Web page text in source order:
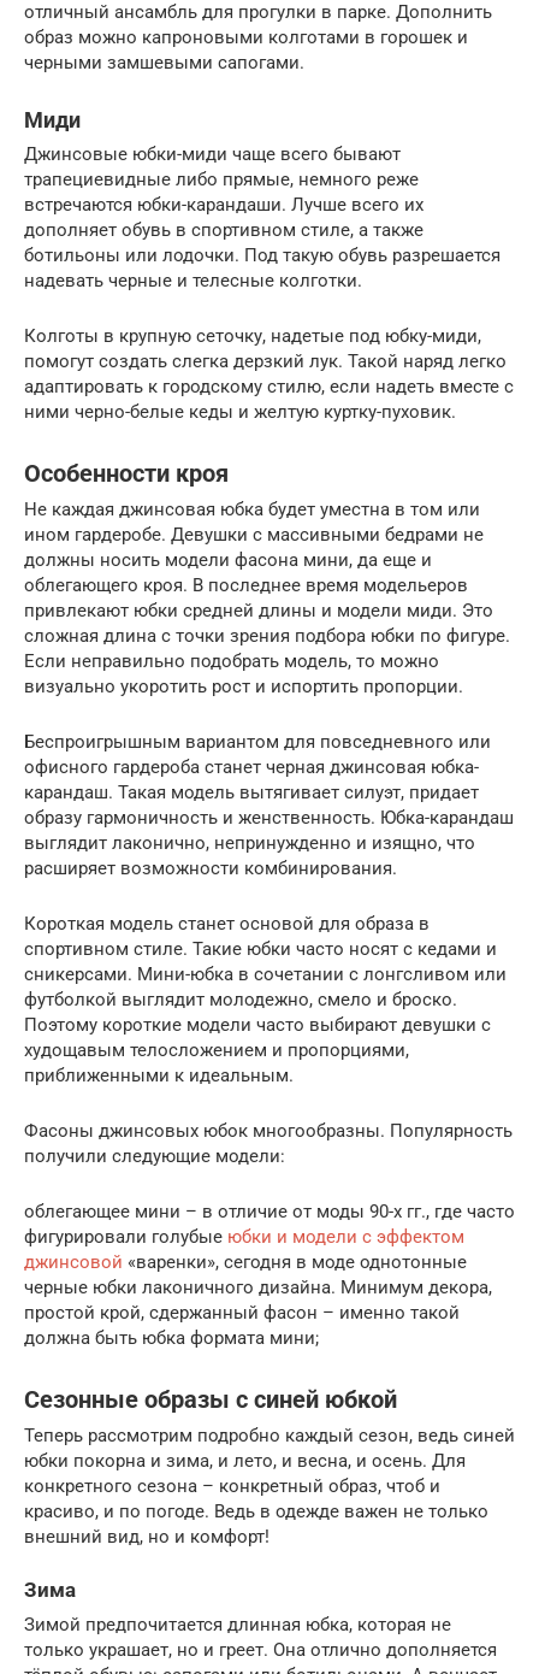
отличный ансамбль для прогулки в парке. Дополнить
образ можно капроновыми колготами в горошек и
черными замшевыми сапогами.
Миди
Джинсовые юбки-миди чаще всего бывают
трапециевидные либо прямые, немного реже
встречаются юбки-карандаши. Лучше всего их
дополняет обувь в спортивном стиле, а также
ботильоны или лодочки. Под такую обувь разрешается
надевать черные и телесные колготки.
Колготы в крупную сеточку, надетые под юбку-миди,
помогут создать слегка дерзкий лук. Такой наряд легко
адаптировать к городскому стилю, если надеть вместе с
ними черно-белые кеды и желтую куртку-пуховик.
Особенности кроя
Не каждая джинсовая юбка будет уместна в том или
ином гардеробе. Девушки с массивными бедрами не
должны носить модели фасона мини, да еще и
облегающего кроя. В последнее время модельеров
привлекают юбки средней длины и модели миди. Это
сложная длина с точки зрения подбора юбки по фигуре.
Если неправильно подобрать модель, то можно
визуально укоротить рост и испортить пропорции.
Беспроигрышным вариантом для повседневного или
офисного гардероба станет черная джинсовая юбка-
карандаш. Такая модель вытягивает силуэт, придает
образу гармоничность и женственность. Юбка-карандаш
выглядит лаконично, непринужденно и изящно, что
расширяет возможности комбинирования.
Короткая модель станет основой для образа в
спортивном стиле. Такие юбки часто носят с кедами и
сникерсами. Мини-юбка в сочетании с лонгсливом или
футболкой выглядит молодежно, смело и броско.
Поэтому короткие модели часто выбирают девушки с
худощавым телосложением и пропорциями,
приближенными к идеальным.
Фасоны джинсовых юбок многообразны. Популярность
получили следующие модели:
облегающее мини – в отличие от моды 90-х гг., где часто
фигурировали голубые юбки и модели с эффектом
джинсовой «варенки», сегодня в моде однотонные
черные юбки лаконичного дизайна. Минимум декора,
простой крой, сдержанный фасон – именно такой
должна быть юбка формата мини;
Сезонные образы с синей юбкой
Теперь рассмотрим подробно каждый сезон, ведь синей
юбки покорна и зима, и лето, и весна, и осень. Для
конкретного сезона – конкретный образ, чтоб и
красиво, и по погоде. Ведь в одежде важен не только
внешний вид, но и комфорт!
Зима
Зимой предпочитается длинная юбка, которая не
только украшает, но и греет. Она отлично дополняется